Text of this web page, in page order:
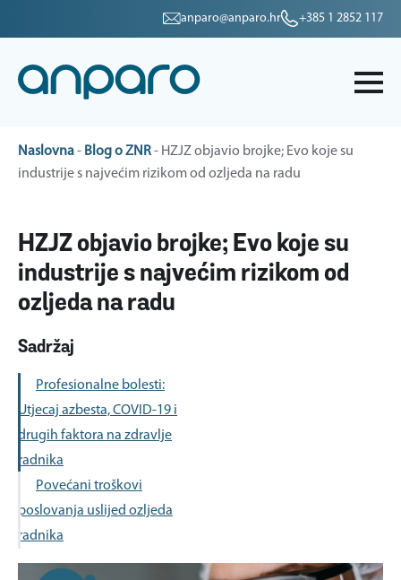
anparo@anparo.hr +385 1 2852 117
Naslovna- Blog o ZNR- HZJZ objavio brojke; Evo koje su
industrije s najvećim rizikom od ozljeda na radu
HZJZ objavio brojke; Evo koje su
industrije s najvećim rizikom od
ozljeda na radu
Sadržaj
Profesionalne bolesti:
Utjecaj azbesta, COVID-19 i
drugih faktora na zdravlje
radnika
Povećani troškovi
poslovanja uslijed ozljeda
radnika